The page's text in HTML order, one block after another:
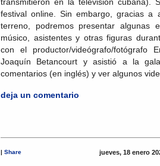
festival online. Sin embargo, gracias a
terreno, podremos presentar algunas
músico, asistentes y otras figuras
con el productor/videógrafo/fotógrafo
Joaquín Betancourt y asistió a la
comentarios (en inglés) y ver algunos
deja un comentario
| Share jueves, 18 enero